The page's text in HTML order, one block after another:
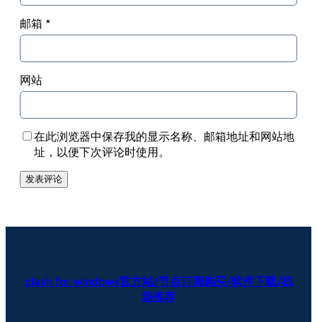
邮箱 *
网站
在此浏览器中保存我的显示名称、邮箱地址和网站地
址，以便下次评论时使用。
clash for windows官方站/节点订阅购买/软件下载/机
场推荐